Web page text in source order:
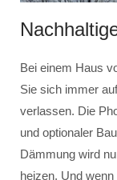
Bei einem Haus
Sie sich immer
verlassen. Die
und optionaler
Dämmung wird
heizen. Und